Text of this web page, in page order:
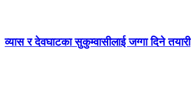
व्यास र देवघाटका सुकुम्वासीलाई जग्गा दिने तयारी